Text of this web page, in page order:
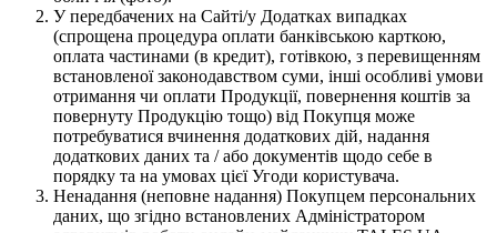
У передбачених на Сайті/у Додатках випадках
(спрощена процедура оплати банківською карткою,
оплата частинами (в кредит), готівкою, з перевищенням
встановленої законодавством суми, інші особливі умови
отримання чи оплати Продукції, повернення коштів за
повернуту Продукцію тощо) від Покупця може
потребуватися вчинення додаткових дій, надання
додаткових даних та / або документів щодо себе в
порядку та на умовах цієї Угоди користувача.
Ненадання (неповне надання) Покупцем персональних
даних, що згідно встановлених Адміністратором